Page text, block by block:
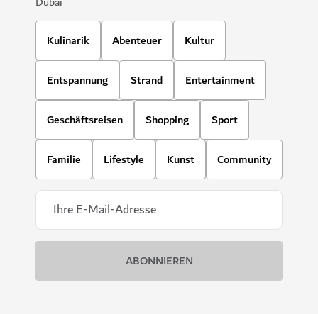
Kulinarik Abenteuer Kultur
Entspannung Strand Entertainment
Geschäftsreisen Shopping Sport
Familie Lifestyle Kunst Community